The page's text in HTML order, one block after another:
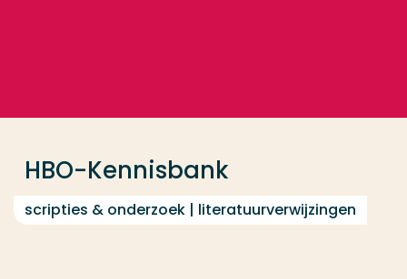
HBO-Kennisbank
scripties & onderzoek | literatuurverwijzingen
Contact